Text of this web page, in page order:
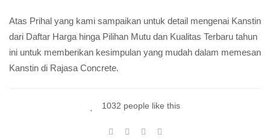
Atas Prihal yang kami sampaikan untuk detail mengenai Kanstin
dari Daftar Harga hinga Pilihan Mutu dan Kualitas Terbaru tahun
ini untuk memberikan kesimpulan yang mudah dalam memesan
Kanstin di Rajasa Concrete.
1032 people like this